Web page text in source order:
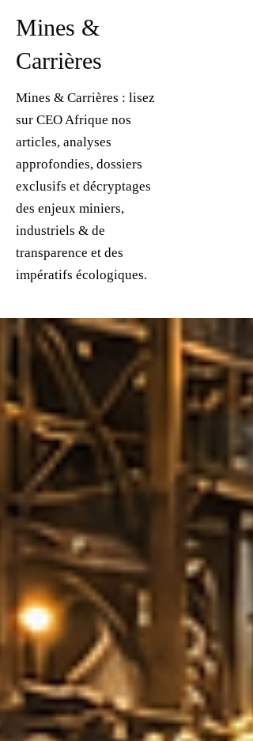
Mines &
Carrières
Mines & Carrières : lisez
sur CEO Afrique nos
articles, analyses
approfondies, dossiers
exclusifs et décryptages
des enjeux miniers,
industriels & de
transparence et des
impératifs écologiques.